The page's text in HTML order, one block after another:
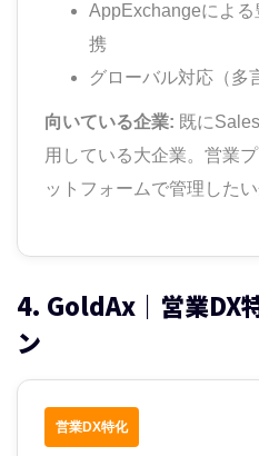
AppExchangeによ
携
グローバル対応（多
向いている企業: 既に
用している大企業。営業
ットフォームで管理した
4. GoldAx｜営業DX
ン
営業DX特化